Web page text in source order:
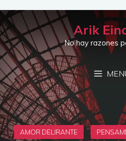
Saltar
al
contenido
Arik
No hay razones